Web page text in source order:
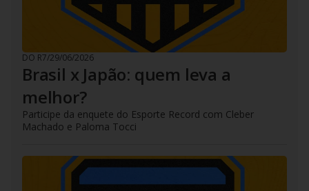
DO R7/29/06/2026
Brasil x Japão: quem leva a
melhor?
Participe da enquete do Esporte Record com Cleber
Machado e Paloma Tocci